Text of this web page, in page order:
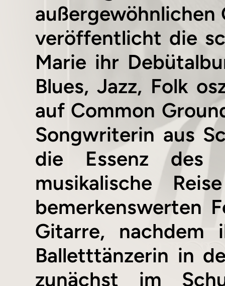
veröffentlicht die
Marie ihr
Blues, Jazz, Folk
auf Common
Songwriterin aus
die Essenz des
musikalische
bemerkenswerten
Gitarre, nachdem
Balletttänzerin in
zunächst im